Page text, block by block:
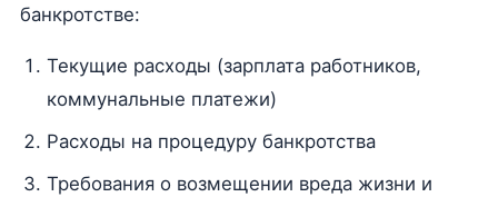
банкротстве:
Текущие расходы (зарплата работников,
коммунальные платежи)
Расходы на процедуру банкротства
Требования о возмещении вреда жизни и